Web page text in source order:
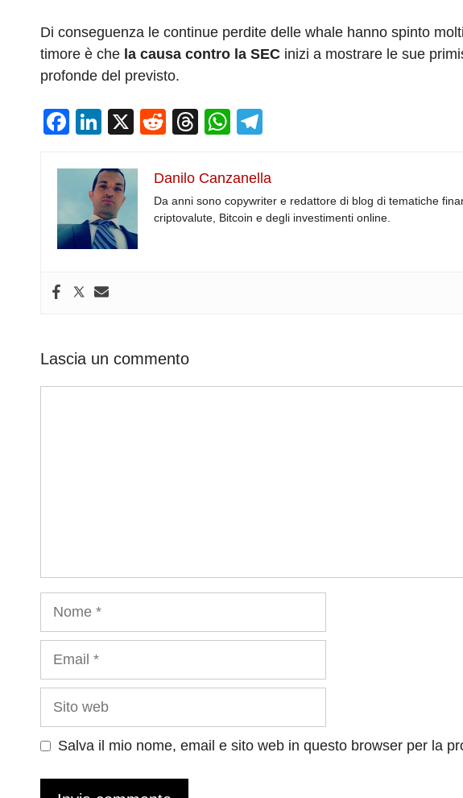
Di conseguenza le continue perdite delle whale hanno spinto
timore è che la causa contro la SEC inizi a mostrare le sue
profonde del previsto.
F
c
e
b
o
k
Li
k
e
dI
n
X
R
d
di
t
T
e
a
d
W
at
s
A
e
gr
a
Danilo Canzanella
Da anni sono copywriter e redattore di blog di tematiche
criptovalute, Bitcoin e degli investimenti online.
Lascia un commento
Salva il mio nome, email e sito web in questo browser per la